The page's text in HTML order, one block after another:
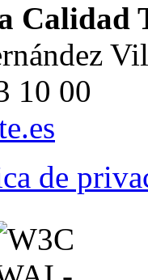
Calidad
10 00
de